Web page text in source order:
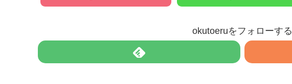
okutoeruをフォローする